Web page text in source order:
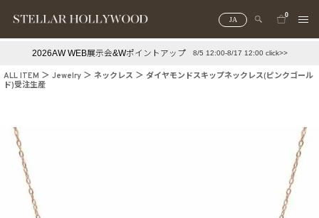
JA
0
#スタッフイチ押し（通勤パールアクセ）
2026AW WEB展示会&Wポイントアップ 8/5 12:00-8/17 12:00 click>>
ALL ITEM Jewelry ネックレス
ダイヤモンドスキップネックレス(ピンクゴール
ド)受注生産